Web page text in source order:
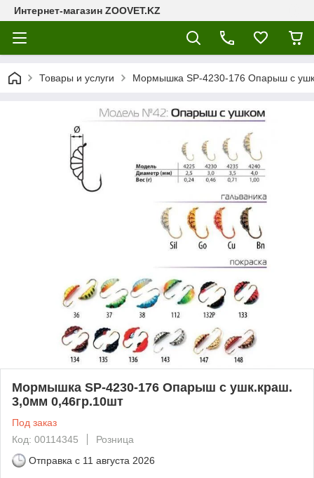
Интернет-магазин ZOOVET.KZ
Товары и услуги Мормышка SP-4230-176 Oпарыш с
Мормышка SP-4230-176 Oпарыш с ушк.краш.
3,0мм 0,46гр.10шт
Под заказ
Код: 00114345
Розница
Отправка с 11 августа 2026